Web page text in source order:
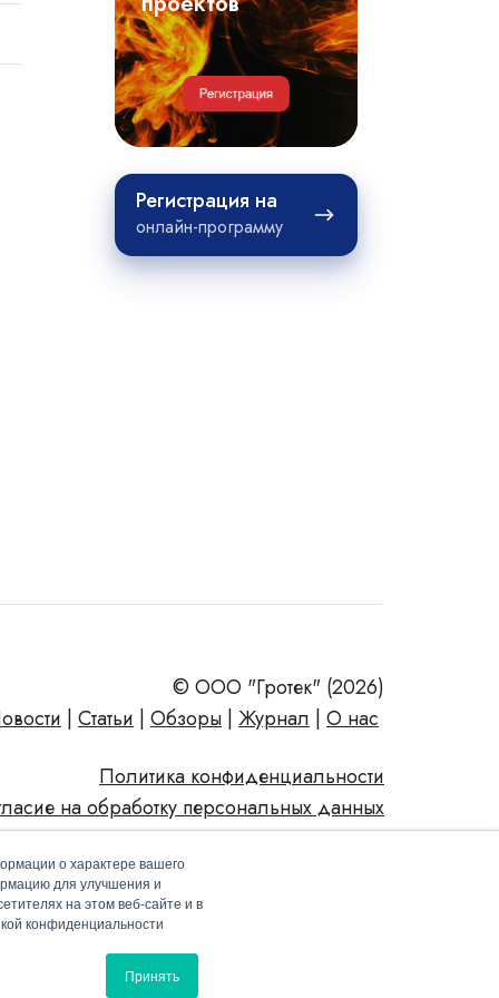
о характере вашего
для улучшения и
на этом веб-сайте и в
конфиденциальности
Принять
проектов
Регистрация на
онлайн-программу
Регистрация
© ООО "Гротек" (2026)
Статьи Обзоры Журнал О нас
Политика конфиденциальности
на обработку персональных данных